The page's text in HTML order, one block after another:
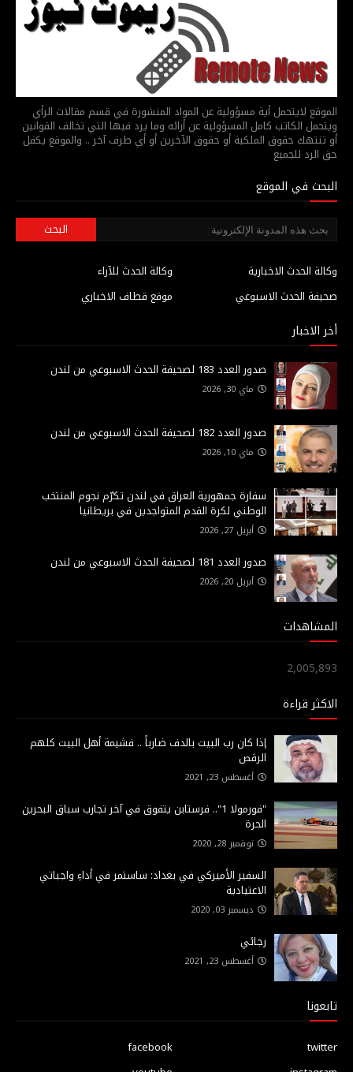
الموقع لايتحمل أية مسؤولية عن المواد المنشورة في قسم مقالات الرأي
ويتحمل الكاتب كامل المسؤولية عن أرائه وما يرد فيها التي تخالف القوانين
أو تنتهك حقوق الملكية أو حقوق الآخرين أو أي طرف آخر .. والموقع يكفل
حق الرد للجميع
البحث في الموقع
وكالة الحدث للآراء
وكالة الحدث الاخبارية
موقع قطاف الاخباري
صحيفة الحدث الاسبوعي
أخر الاخبار
صدور العدد 183 لصحيفة الحدث الاسبوعي من لندن
ماي 30, 2026
صدور العدد 182 لصحيفة الحدث الاسبوعي من لندن
ماي 10, 2026
سفارة جمهورية العراق في لندن تكرّم نجوم المنتخب
الوطني لكرة القدم المتواجدين في بريطانيا
أبريل 27, 2026
صدور العدد 181 لصحيفة الحدث الاسبوعي من لندن
أبريل 20, 2026
المشاهدات
2,005,893
الاكثر قراءة
إذا كان رب البيت بالدف ضارباً .. فشيمة أهل البيت كلهم
الرقص
أغسطس 23, 2021
"فورمولا 1".. فرستابن يتفوق في آخر تجارب سباق البحرين
الحرة
نوفمبر 28, 2020
السفير الأميركي في بغداد: ساستمر في أداءِ واجباتي
الاعتيادية
ديسمبر 03, 2020
رجائي
أغسطس 23, 2021
تابعونا
facebook
twitter